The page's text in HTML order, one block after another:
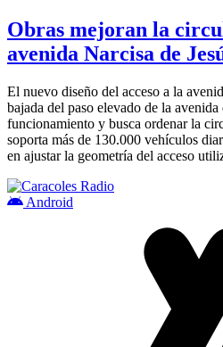
Obras mejoran la
avenida Narcisa de
El nuevo diseño del acceso a la
bajada del paso elevado de la
funcionamiento y busca ordenar la
soporta más de 130.000 vehículos
en ajustar la geometría del acceso
Android